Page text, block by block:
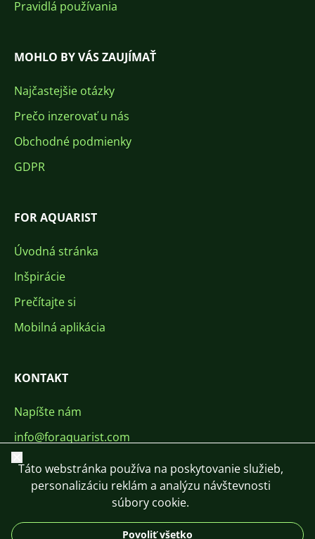
Pravidlá používania
MOHLO BY VÁS ZAUJÍMAŤ
Najčastejšie otázky
Prečo inzerovať u nás
Obchodné podmienky
GDPR
FOR AQUARIST
Úvodná stránka
Inšpirácie
Prečítajte si
Mobilná aplikácia
KONTAKT
Napíšte nám
info@foraquarist.com
+420 603 449 602
Zavrieť
Táto webstránka používa na poskytovanie služieb,
personalizáciu reklám a analýzu návštevnosti
súbory cookie.
Povoliť všetko